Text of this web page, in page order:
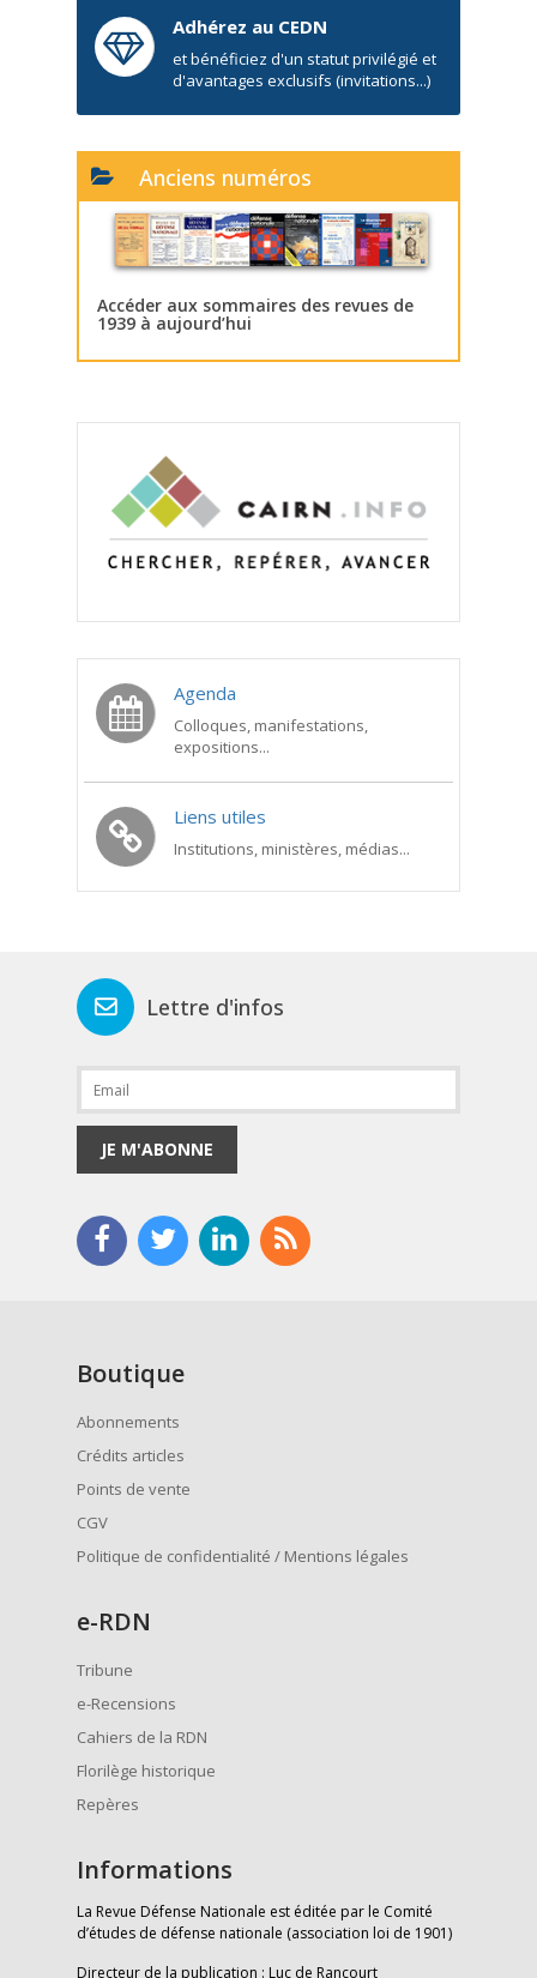
Adhérez au CEDN
et bénéficiez d'un statut privilégié et
d'avantages exclusifs (invitations...)
Anciens numéros
Accéder aux sommaires des revues de
1939 à aujourd’hui
Agenda
Colloques, manifestations,
expositions...
Liens utiles
Institutions, ministères, médias...
Lettre d'infos
JE M'ABONNE
Boutique
Abonnements
Crédits articles
Points de vente
CGV
Politique de confidentialité / Mentions légales
e-RDN
Tribune
e-Recensions
Cahiers de la RDN
Florilège historique
Repères
Informations
La Revue Défense Nationale est éditée par le Comité
d’études de défense nationale (association loi de 1901)
Directeur de la publication : Luc de Rancourt